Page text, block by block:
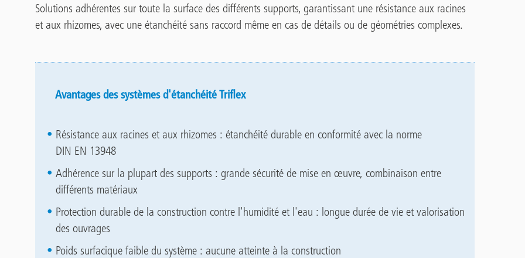
Solutions adhérentes sur toute la surface des différents supports, garantissant une résistance aux racines
et aux rhizomes, avec une étanchéité sans raccord même en cas de détails ou de géométries complexes.
Avantages des systèmes d'étanchéité Triflex
Résistance aux racines et aux rhizomes : étanchéité durable en conformité avec la norme
DIN EN 13948
Adhérence sur la plupart des supports : grande sécurité de mise en œuvre, combinaison entre
différents matériaux
Protection durable de la construction contre l'humidité et l'eau : longue durée de vie et valorisation
des ouvrages
Poids surfacique faible du système : aucune atteinte à la construction